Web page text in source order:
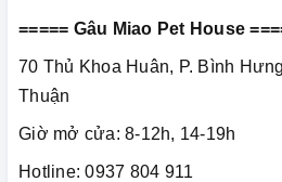
===== Gâu Miao Pet House
70 Thủ Khoa Huân, P. Bình
Thuận
Giờ mở cửa: 8-12h, 14-19h
Hotline: 0937 804 911